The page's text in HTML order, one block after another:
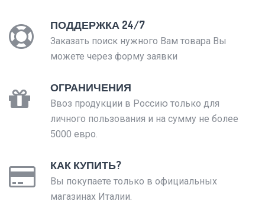
ПОДДЕРЖКА 24/7
Заказать поиск нужного Вам товара Вы
можете через форму заявки
ОГРАНИЧЕНИЯ
Ввоз продукции в Россию только для
личного пользования и на сумму не более
5000 евро.
КАК КУПИТЬ?
Вы покупаете только в официальных
магазинах Италии.